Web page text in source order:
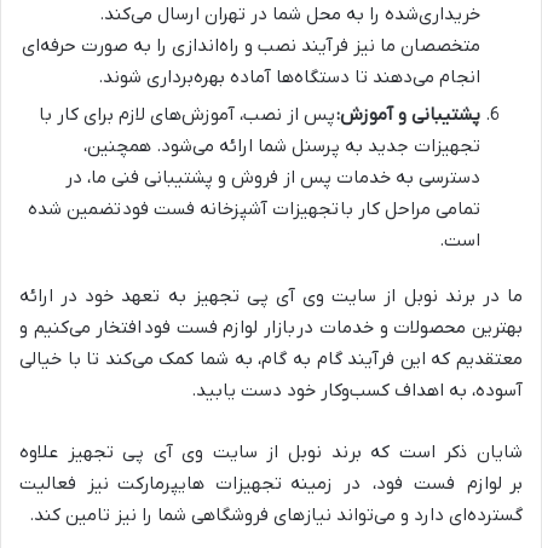
خریداری‌شده را به محل شما در تهران ارسال می‌کند.
متخصصان ما نیز فرآیند نصب و راه‌اندازی را به صورت حرفه‌ای
انجام می‌دهند تا دستگاه‌ها آماده بهره‌برداری شوند.
پشتیبانی و آموزش:پس از نصب، آموزش‌های لازم برای کار با
تجهیزات جدید به پرسنل شما ارائه می‌شود. همچنین،
دسترسی به خدمات پس از فروش و پشتیبانی فنی ما، در
تمامی مراحل کار با تجهیزات آشپزخانه فست فود تضمین شده
است.
ما در برند نوبل از سایت وی آی پی تجهیز به تعهد خود در ارائه
بهترین محصولات و خدمات در بازار لوازم فست فود افتخار می‌کنیم و
معتقدیم که این فرآیند گام به گام، به شما کمک می‌کند تا با خیالی
آسوده، به اهداف کسب‌وکار خود دست یابید.
شایان ذکر است که برند نوبل از سایت وی آی پی تجهیز علاوه
بر لوازم فست فود، در زمینه تجهیزات هایپرمارکت نیز فعالیت
گسترده‌ای دارد و می‌تواند نیازهای فروشگاهی شما را نیز تامین کند.